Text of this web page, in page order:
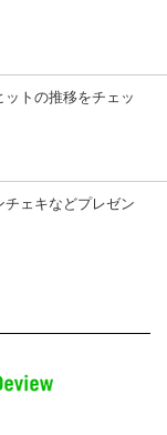
トの推移をチェッ
ェキなどプレゼン